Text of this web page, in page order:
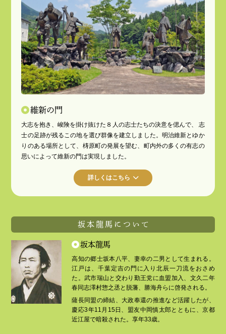
維新の門
大志を抱き、峻険を掛け抜けた８人の志士たちの決意を偲んで、 志
士の足跡が残るこの地を選び群像を建立しました。明治維新とゆか
りのある場所として、梼原町の発展を望む、町内外の多くの有志の
思いによって維新の門は実現しました。
詳しくはこちら
坂本龍馬について
坂本龍馬
高知の郷士坂本八平、妻幸の二男として生まれる。
江戸は、千葉定吉の門に入り北辰一刀流をおさめ
た。武市瑞山と交わり勤王党に血盟加入、文久二年
春同志澤村惣之丞と脱藩、勝海舟らに啓発される。
薩長同盟の締結、大政奉還の推進など活躍したが、
慶応3年11月15日、盟友中岡慎太郎とともに、京都
近江屋で暗殺された。享年33歳。